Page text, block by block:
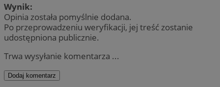
Wynik:
Opinia została pomyślnie dodana.
Po przeprowadzeniu weryfikacji, jej treść zostanie
udostępniona publicznie.
Trwa wysyłanie komentarza ...
Dodaj komentarz